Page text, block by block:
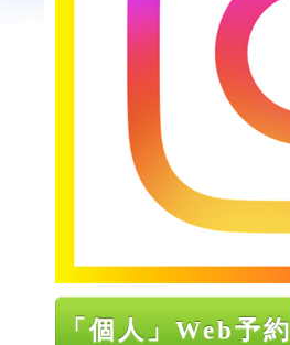
「個人」Web予約